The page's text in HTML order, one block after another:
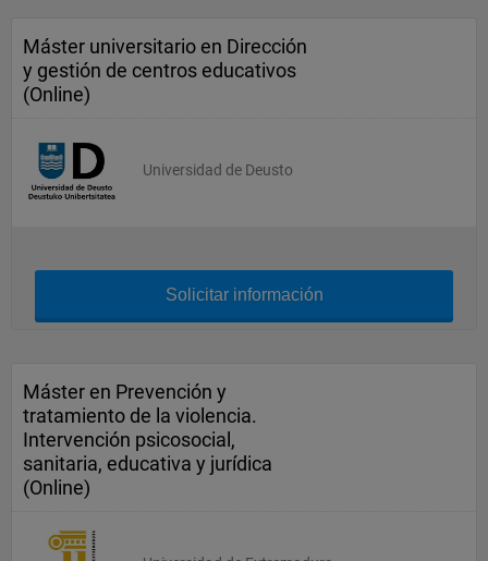
Máster universitario en Dirección
y gestión de centros educativos
(Online)
Universidad de Deusto
Solicitar información
Máster en Prevención y
tratamiento de la violencia.
Intervención psicosocial,
sanitaria, educativa y jurídica
(Online)